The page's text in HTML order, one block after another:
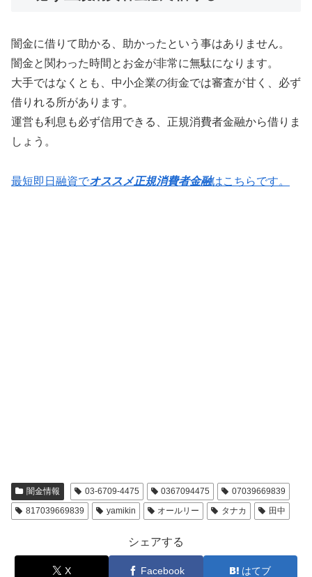
闇金に借りて助かる、助かったという事はありません。
闇金と関わった時間とお金が非常に無駄になります。
大手ではなくとも、中小企業の街金では審査が甘く、必ず
借りれる所があります。
運営も利息も必ず信用できる、正規消費者金融から借りま
しょう。
最短即日融資でオススメ正規消費者金融はこちらです。
闇金情報 03-6709-4475 0367094475
07039669839
817039669839
yamikin オールリー タナカ 田中
シェアする
X Facebook はてブ